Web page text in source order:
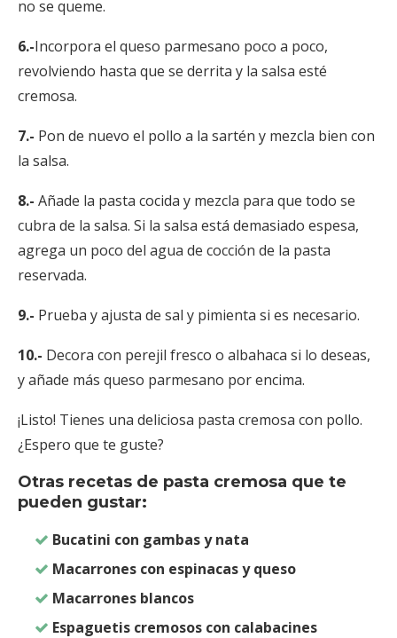
no se queme.
6.-Incorpora el queso parmesano poco a poco,
revolviendo hasta que se derrita y la salsa esté
cremosa.
7.- Pon de nuevo el pollo a la sartén y mezcla bien con
la salsa.
8.- Añade la pasta cocida y mezcla para que todo se
cubra de la salsa. Si la salsa está demasiado espesa,
agrega un poco del agua de cocción de la pasta
reservada.
9.- Prueba y ajusta de sal y pimienta si es necesario.
10.- Decora con perejil fresco o albahaca si lo deseas,
y añade más queso parmesano por encima.
¡Listo! Tienes una deliciosa pasta cremosa con pollo.
¿Espero que te guste?
Otras recetas de pasta cremosa que te
pueden gustar:
Bucatini con gambas y nata
Macarrones con espinacas y queso
Macarrones blancos
Espaguetis cremosos con calabacines